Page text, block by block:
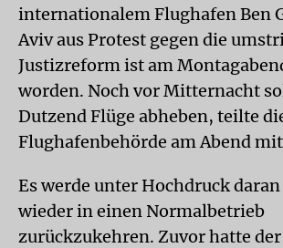
internationalem Flughafen Ben
Aviv aus Protest gegen die
Justizreform ist am
worden. Noch vor Mitternacht
Dutzend Flüge abheben, teilte
Flughafenbehörde am Abend
Es werde unter Hochdruck
wieder in einen Normalbetrieb
zurückzukehren. Zuvor hatte